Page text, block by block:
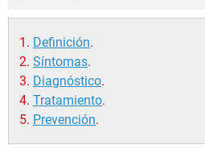
NUTRICIÓN
BIENESTAR
SEXUALIDAD
Definición.
Síntomas.
Diagnóstico.
Tratamiento.
Prevención.